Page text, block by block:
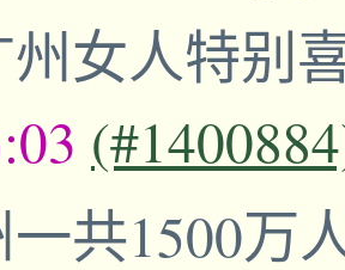
州女人特别
共1500万